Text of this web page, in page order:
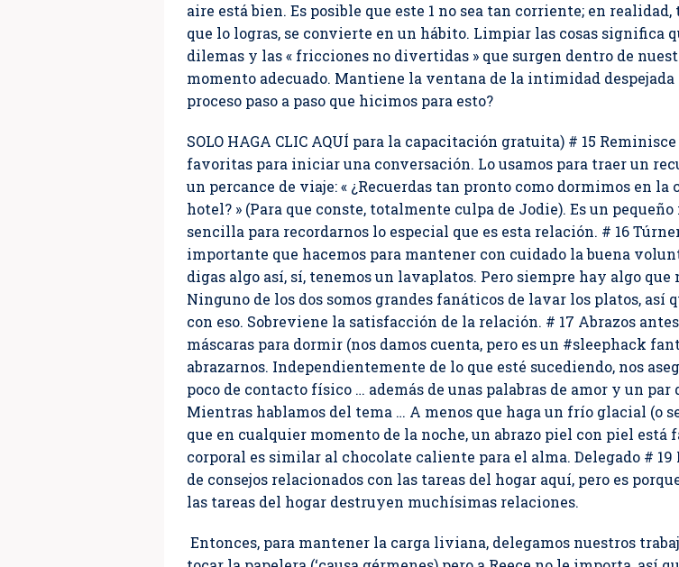
aire está bien. Es posible que este 1 no sea tan corriente; en
que lo logras, se convierte en un hábito. Limpiar las cosas significa
dilemas y las « fricciones no divertidas » que surgen dentro de
momento adecuado. Mantiene la ventana de la intimidad
proceso paso a paso que hicimos para esto?
SOLO HAGA CLIC AQUÍ para la capacitación gratuita) # 15
favoritas para iniciar una conversación. Lo usamos para traer un
un percance de viaje: « ¿Recuerdas tan pronto como dormimos en
hotel? » (Para que conste, totalmente culpa de Jodie). Es un
sencilla para recordarnos lo especial que es esta relación. # 16
importante que hacemos para mantener con cuidado la buena
digas algo así, sí, tenemos un lavaplatos. Pero siempre hay algo
Ninguno de los dos somos grandes fanáticos de lavar los platos, así
con eso. Sobreviene la satisfacción de la relación. # 17 Abrazos
máscaras para dormir (nos damos cuenta, pero es un #sleephack
abrazarnos. Independientemente de lo que esté sucediendo, nos
poco de contacto físico … además de unas palabras de amor y un par
Mientras hablamos del tema … A menos que haga un frío glacial (o
que en cualquier momento de la noche, un abrazo piel con piel
corporal es similar al chocolate caliente para el alma. Delegado #
de consejos relacionados con las tareas del hogar aquí, pero es
las tareas del hogar destruyen muchísimas relaciones.
Entonces, para mantener la carga liviana, delegamos nuestros